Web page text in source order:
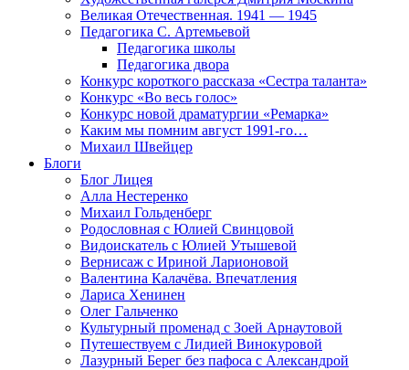
Великая Отечественная. 1941 — 1945
Педагогика С. Артемьевой
Педагогика школы
Педагогика двора
Конкурс короткого рассказа «Сестра таланта»
Конкурс «Во весь голос»
Конкурс новой драматургии «Ремарка»
Каким мы помним август 1991-го…
Михаил Швейцер
Блоги
Блог Лицея
Алла Нестеренко
Михаил Гольденберг
Родословная с Юлией Свинцовой
Видоискатель с Юлией Утышевой
Вернисаж с Ириной Ларионовой
Валентина Калачёва. Впечатления
Лариса Хенинен
Олег Гальченко
Культурный променад с Зоей Арнаутовой
Путешествуем с Лидией Винокуровой
Лазурный Берег без пафоса с Александрой